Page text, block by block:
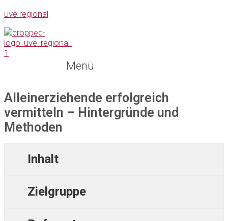
uve regional
Menü
Alleinerziehende erfolgreich
vermitteln – Hintergründe und
Methoden
Inhalt
Zielgruppe